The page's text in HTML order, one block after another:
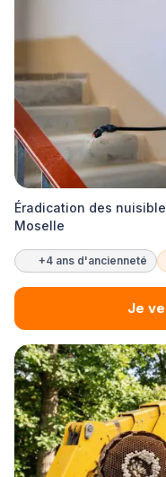
Éradication des
Moselle
+4 ans d'ancienneté
Je